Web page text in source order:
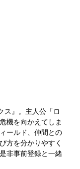
ス』。主人公「ロ
機を向かえてしま
ールド、仲間との
方を分かりやすく
非事前登録と一緒